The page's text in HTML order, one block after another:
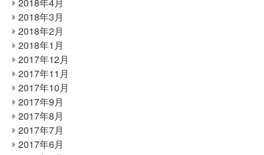
2018年3月
2018年2月
2018年1月
2017年12月
2017年11月
2017年10月
2017年9月
2017年8月
2017年7月
2017年6月